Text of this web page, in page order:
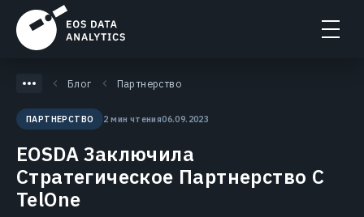
Блог Партнерство
ПАРТНЕРСТВО 2 мин чтения06.09.2023
EOSDA Заключила
Стратегическое Партнерство С
TelOne